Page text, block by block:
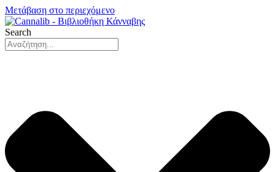
Μετάβαση στο περιεχόμενο
Search